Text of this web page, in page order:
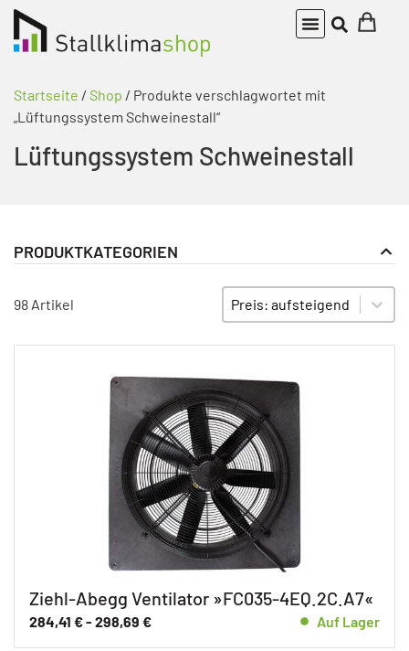
Startseite / Shop / Produkte verschlagwortet mit
„Lüftungssystem Schweinestall“
Lüftungssystem Schweinestall
PRODUKTKATEGORIEN
98 Artikel
SORTIEREN
Sort content
Ziehl-Abegg Ventilator »FC035-4EQ.2C.A7«
284,41 €- 298,69 € Auf Lager